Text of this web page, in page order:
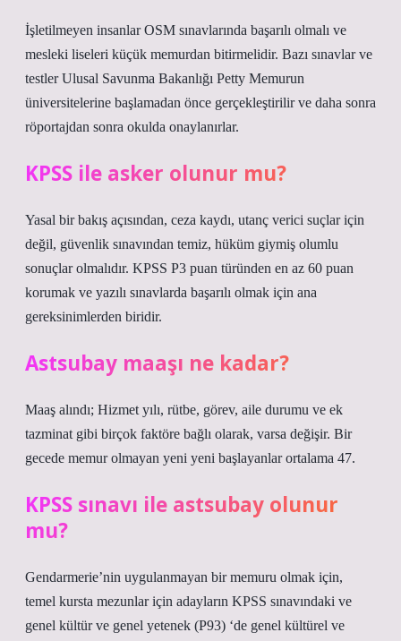
İşletilmeyen insanlar OSM sınavlarında başarılı olmalı ve
mesleki liseleri küçük memurdan bitirmelidir. Bazı sınavlar ve
testler Ulusal Savunma Bakanlığı Petty Memurun
üniversitelerine başlamadan önce gerçekleştirilir ve daha sonra
röportajdan sonra okulda onaylanırlar.
KPSS ile asker olunur mu?
Yasal bir bakış açısından, ceza kaydı, utanç verici suçlar için
değil, güvenlik sınavından temiz, hüküm giymiş olumlu
sonuçlar olmalıdır. KPSS P3 puan türünden en az 60 puan
korumak ve yazılı sınavlarda başarılı olmak için ana
gereksinimlerden biridir.
Astsubay maaşı ne kadar?
Maaş alındı; Hizmet yılı, rütbe, görev, aile durumu ve ek
tazminat gibi birçok faktöre bağlı olarak, varsa değişir. Bir
gecede memur olmayan yeni yeni başlayanlar ortalama 47.
KPSS sınavı ile astsubay olunur
mu?
Gendarmerie’nin uygulanmayan bir memuru olmak için,
temel kursta mezunlar için adayların KPSS sınavındaki ve
genel kültür ve genel yetenek (P93) ‘de genel kültürel ve